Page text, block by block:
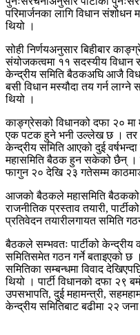
परिमार्जनका लागि विधान संशोधन
थियो ।
सोही निर्णयअनुसार बिहीबार
संयोजकत्वमा ११ सदस्यीय विधान
केन्द्रीय समिति बैठकअघि आजै
बसी विधान मस्यौदा तय गर्न
थियो ।
काङ्ग्रेसको विधानको दफा २० मा
एक पटक हुने भनी उल्लेख छ । तर
केन्द्रीय समिति आएको दुई
महासमिति बैठक हुन सकेको छैन्
फागुन २० देखि २३ गतेसम्म
आजको बैठकले महासमिति बैठकको
राजनीतिक प्रस्ताव तयारी,
प्रतिवेदन तयारीलगायत समिति
बैठकले सम्भवतः पार्टीको केन्द्रीय
समितिसमेत गठन गर्ने बताइएको छ
समितिका सम्बन्धमा विवाद
थियो । पार्टी विधानको दफा २९
उपसभापति, दुई महामन्त्री,
केन्द्रीय समितिबाट बढीमा २२